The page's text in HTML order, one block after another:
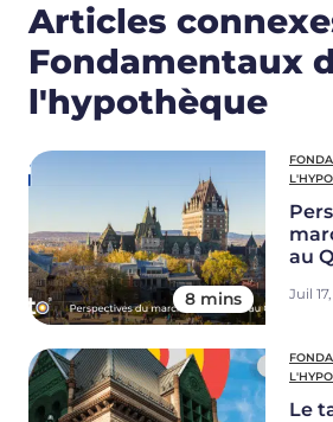
Articles
Fondamentaux
l'hypothèque
8 mins
au
Juil
Le